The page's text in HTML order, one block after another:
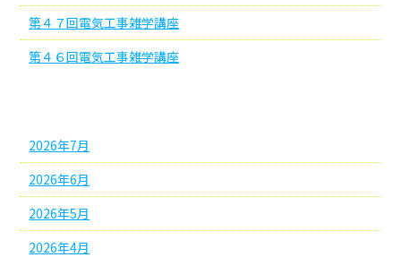
第４７回電気工事雑学講座
第４６回電気工事雑学講座
2026年7月
2026年6月
2026年5月
2026年4月